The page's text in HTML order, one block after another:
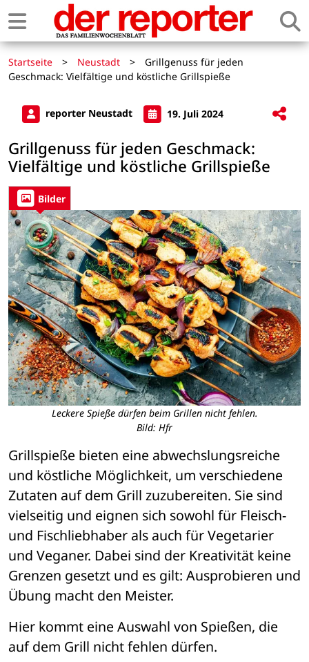
Startseite > Neustadt >
Grillgenuss für jeden
Geschmack: Vielfältige und köstliche Grillspieße
reporter Neustadt 19. Juli 2024
Grillgenuss für jeden Geschmack:
Vielfältige und köstliche Grillspieße
Bilder
Leckere Spieße dürfen beim Grillen nicht fehlen.
Bild: Hfr
Grillspieße bieten eine abwechslungsreiche
und köstliche Möglichkeit, um verschiedene
Zutaten auf dem Grill zuzubereiten. Sie sind
vielseitig und eignen sich sowohl für Fleisch-
und Fischliebhaber als auch für Vegetarier
und Veganer. Dabei sind der Kreativität keine
Grenzen gesetzt und es gilt: Ausprobieren und
Übung macht den Meister.
Hier kommt eine Auswahl von Spießen, die
auf dem Grill nicht fehlen dürfen.